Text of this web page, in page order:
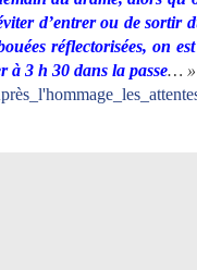
d’entrer ou de sortir
réflectorisées, on
à 3 h 30 dans la passe…